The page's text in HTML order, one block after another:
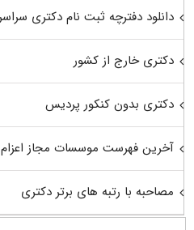
دانلود دفترچه ثبت نام دکتری
دکتری خارج از کشور
دکتری بدون کنکور پردیس
آخرین فهرست موسسات مجاز
مصاحبه با رتبه های برتر دکتری